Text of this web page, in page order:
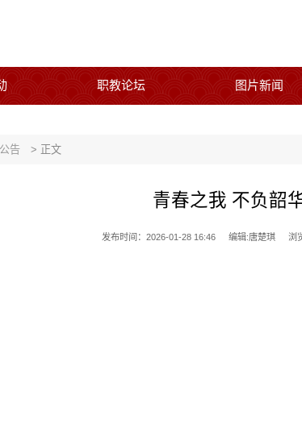
职教论坛 图片新闻
告 > 正文
青春之我 不负韶
发布时间：2026-01-28 16:46 编辑:唐楚琪 浏